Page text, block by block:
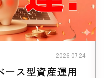
2026.07.24
ース型資産運用